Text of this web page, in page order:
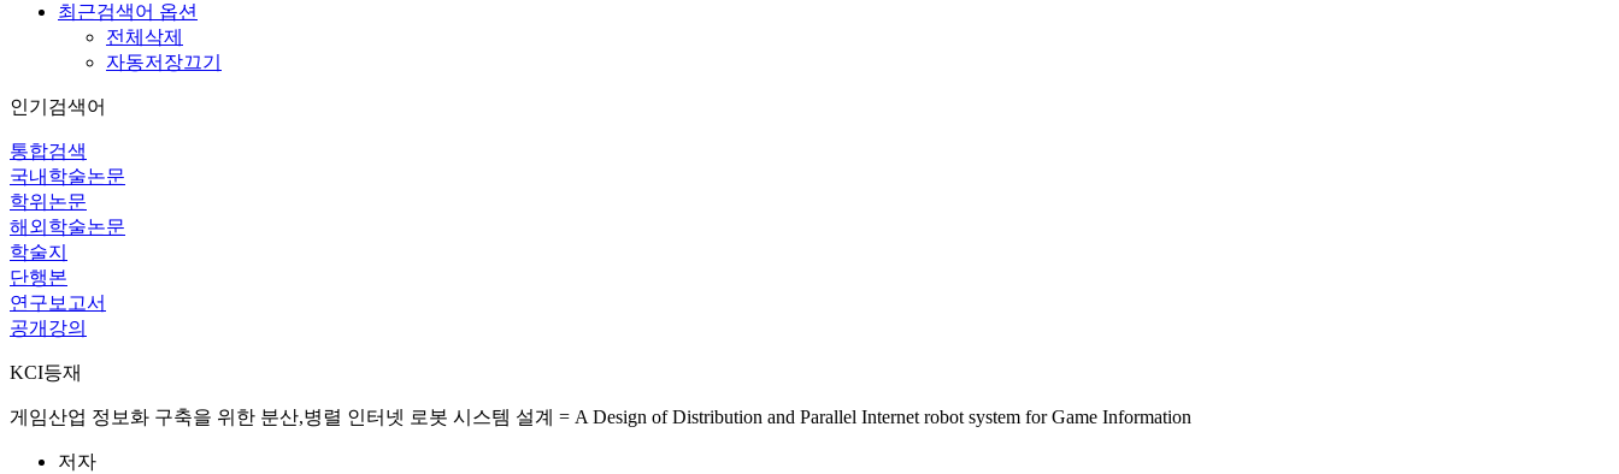
최근검색어 옵션
전체삭제
자동저장끄기
인기검색어
통합검색
국내학술논문
학위논문
해외학술논문
학술지
단행본
연구보고서
공개강의
KCI등재
게임산업 정보화 구축을 위한 분산,병렬 인터넷 로봇 시스템 설계 = A Design of Distribution and Parallel Internet robot system for Game Information
저자